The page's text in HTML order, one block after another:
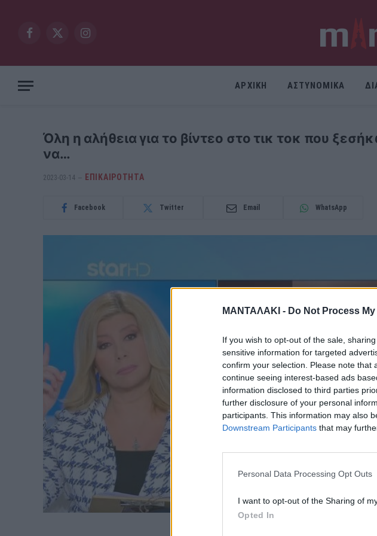
ΜΑΝΤΑΛΑΚΙ - Do Not Process
If you wish to opt-out of the sale,
sensitive information for targeted
confirm your selection. Please note
continue seeing interest-based ads
information disclosed to third parties
further disclosure of your personal
participants. This information may also
Downstream Participants that may
Personal Data Processing Opt Outs
I want to opt-out of the Sharing of
Opted In
Facebook
X
Instagram
ΑΡΧΙΚΗ ΑΣΤΥΝΟΜΙΚΑ
Όλη η αλήθεια για το βίντεο στο τικ τοκ που
να…
2023-03-14 ΕΠΙΚΑΙΡΟΤΗΤΑ
Facebook Twitter Email WhatsApp